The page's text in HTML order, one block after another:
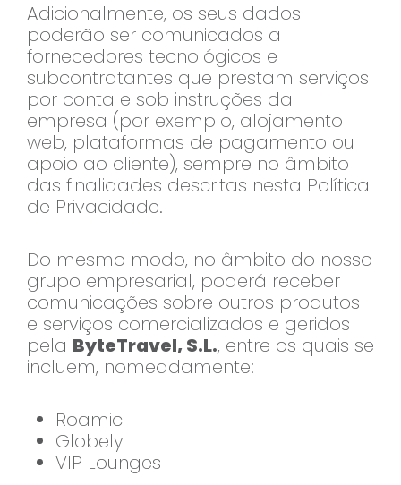
Adicionalmente, os seus dados
poderão ser comunicados a
fornecedores tecnológicos e
subcontratantes que prestam serviços
por conta e sob instruções da
empresa (por exemplo, alojamento
web, plataformas de pagamento ou
apoio ao cliente), sempre no âmbito
das finalidades descritas nesta Política
de Privacidade.
Do mesmo modo, no âmbito do nosso
grupo empresarial, poderá receber
comunicações sobre outros produtos
e serviços comercializados e geridos
pela ByteTravel, S.L., entre os quais se
incluem, nomeadamente:
Roamic
Globely
VIP Lounges